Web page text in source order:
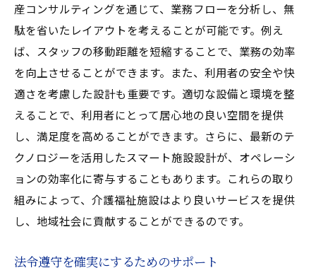
産コンサルティングを通じて、業務フローを分析し、無
駄を省いたレイアウトを考えることが可能です。例え
ば、スタッフの移動距離を短縮することで、業務の効率
を向上させることができます。また、利用者の安全や快
適さを考慮した設計も重要です。適切な設備と環境を整
えることで、利用者にとって居心地の良い空間を提供
し、満足度を高めることができます。さらに、最新のテ
クノロジーを活用したスマート施設設計が、オペレーシ
ョンの効率化に寄与することもあります。これらの取り
組みによって、介護福祉施設はより良いサービスを提供
し、地域社会に貢献することができるのです。
法令遵守を確実にするためのサポート